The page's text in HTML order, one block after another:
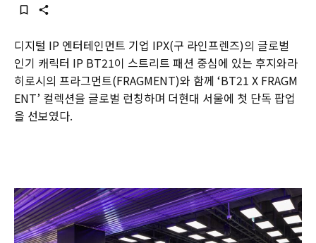
디지털 IP 엔터테인먼트 기업 IPX(구 라인프렌즈)의 글로벌
인기 캐릭터 IP BT21이 스트리트 패션 중심에 있는 후지와라
히로시의 프라그먼트(FRAGMENT)와 함께 ‘BT21 X FRAGM
ENT’ 컬렉션을 글로벌 런칭하며 더현대 서울에 첫 단독 팝업
을 선보였다.